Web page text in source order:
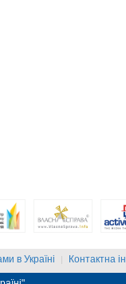
в Україні | Контактна